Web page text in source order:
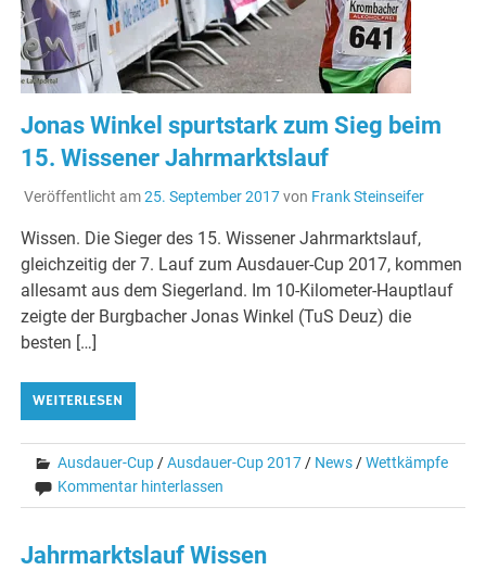
Jonas Winkel spurtstark zum Sieg beim
15. Wissener Jahrmarktslauf
Veröffentlicht am25. September 2017von Frank Steinseifer
Wissen. Die Sieger des 15. Wissener Jahrmarktslauf,
gleichzeitig der 7. Lauf zum Ausdauer-Cup 2017, kommen
allesamt aus dem Siegerland. Im 10-Kilometer-Hauptlauf
zeigte der Burgbacher Jonas Winkel (TuS Deuz) die
besten […]
WEITERLESEN
Ausdauer-Cup /Ausdauer-Cup 2017 / News /Wettkämpfe
Kommentar hinterlassen
Jahrmarktslauf Wissen